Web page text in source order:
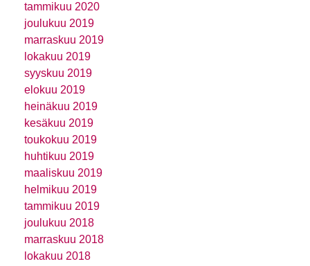
tammikuu 2020
joulukuu 2019
marraskuu 2019
lokakuu 2019
syyskuu 2019
elokuu 2019
heinäkuu 2019
kesäkuu 2019
toukokuu 2019
huhtikuu 2019
maaliskuu 2019
helmikuu 2019
tammikuu 2019
joulukuu 2018
marraskuu 2018
lokakuu 2018